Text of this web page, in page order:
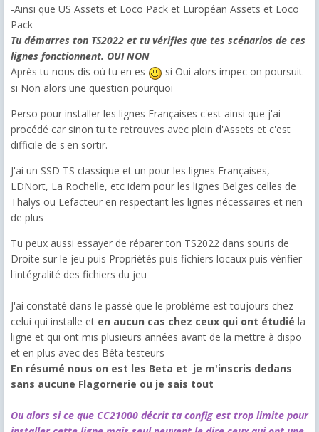
-Ainsi que US Assets et Loco Pack et Européan Assets et Loco
Pack
Tu démarres ton TS2022 et tu vérifies que tes scénarios de ces
lignes fonctionnent. OUI NON
Après tu nous dis où tu en es
si Oui alors impec on poursuit
si Non alors une question pourquoi
Perso pour installer les lignes Françaises c'est ainsi que j'ai
procédé car sinon tu te retrouves avec plein d'Assets et c'est
difficile de s'en sortir.
J'ai un SSD TS classique et un pour les lignes Françaises,
LDNort, La Rochelle, etc idem pour les lignes Belges celles de
Thalys ou Lefacteur en respectant les lignes nécessaires et rien
de plus
Tu peux aussi essayer de réparer ton TS2022 dans souris de
Droite sur le jeu puis Propriétés puis fichiers locaux puis vérifier
l'intégralité des fichiers du jeu
J'ai constaté dans le passé que le problème est toujours chez
celui qui installe et en aucun cas chez ceux qui ont étudié la
ligne et qui ont mis plusieurs années avant de la mettre à dispo
et en plus avec des Béta testeurs
En résumé nous on est les Beta et je m'inscris dedans
sans aucune Flagornerie ou je sais tout
Ou alors si ce que CC21000 décrit ta config est trop limite pour